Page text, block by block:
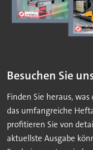
Besuchen Sie
Finden Sie heraus,
das umfangreiche
profitieren Sie von
aktuellste Ausgabe